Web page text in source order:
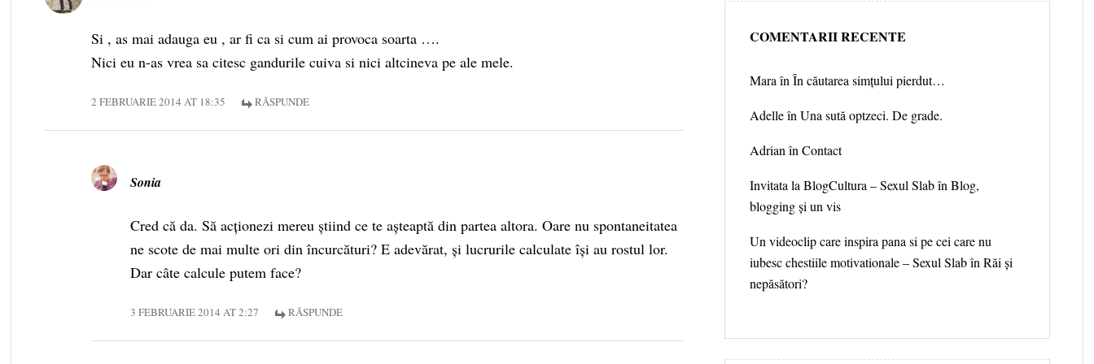
Si , as mai adauga eu , ar fi ca si cum ai provoca soarta ….
Nici eu n-as vrea sa citesc gandurile cuiva si nici altcineva pe ale mele.
2 FEBRUARIE 2014 AT 18:35 RĂSPUNDE
Sonia
Cred că da. Să acționezi mereu știind ce te așteaptă din partea altora. Oare nu spontaneitatea
ne scote de mai multe ori din încurcături? E adevărat, și lucrurile calculate își au rostul lor.
Dar câte calcule putem face?
3 FEBRUARIE 2014 AT 2:27 RĂSPUNDE
COMENTARII RECENTE
MaraînÎn căutarea simțului pierdut…
AdelleînUna sută optzeci. De grade.
Adrian înContact
Invitata la BlogCultura – Sexul SlabînBlog,
blogging și un vis
Un videoclip care inspira pana si pe cei care nu
iubesc chestiile motivationale – Sexul SlabînRăi și
nepăsători?